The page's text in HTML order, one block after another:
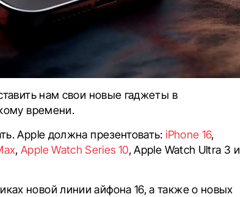
нам свои новые гаджеты в
времени.
Apple должна презентовать:iPhone 16,
,Apple Watch Series 10, Apple Watch Ultra 3 и
новой линии айфона 16, а также о новых